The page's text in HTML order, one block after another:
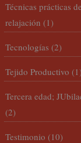
Técnicas prácticas de
relajación (1)
Tecnologías (2)
Tejido Productivo (1)
Tercera edad;
(2)
Testimonio (10)